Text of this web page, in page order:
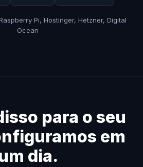
Pi, Hostinger, Hetzner, Digital
Ocean
para o seu
em
dia.